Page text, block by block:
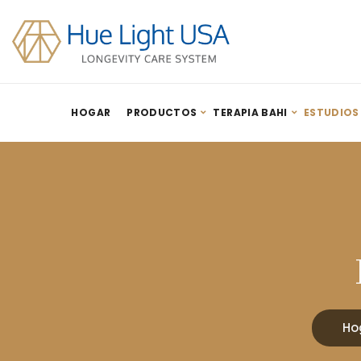
HOGAR PRODUCTOS TERAPIA BAHI